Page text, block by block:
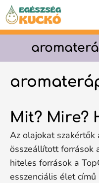
Kilépés
tartalomba
Mit? Mire?
Az olajokat
összeállított források
hiteles források a
esszenciális élet